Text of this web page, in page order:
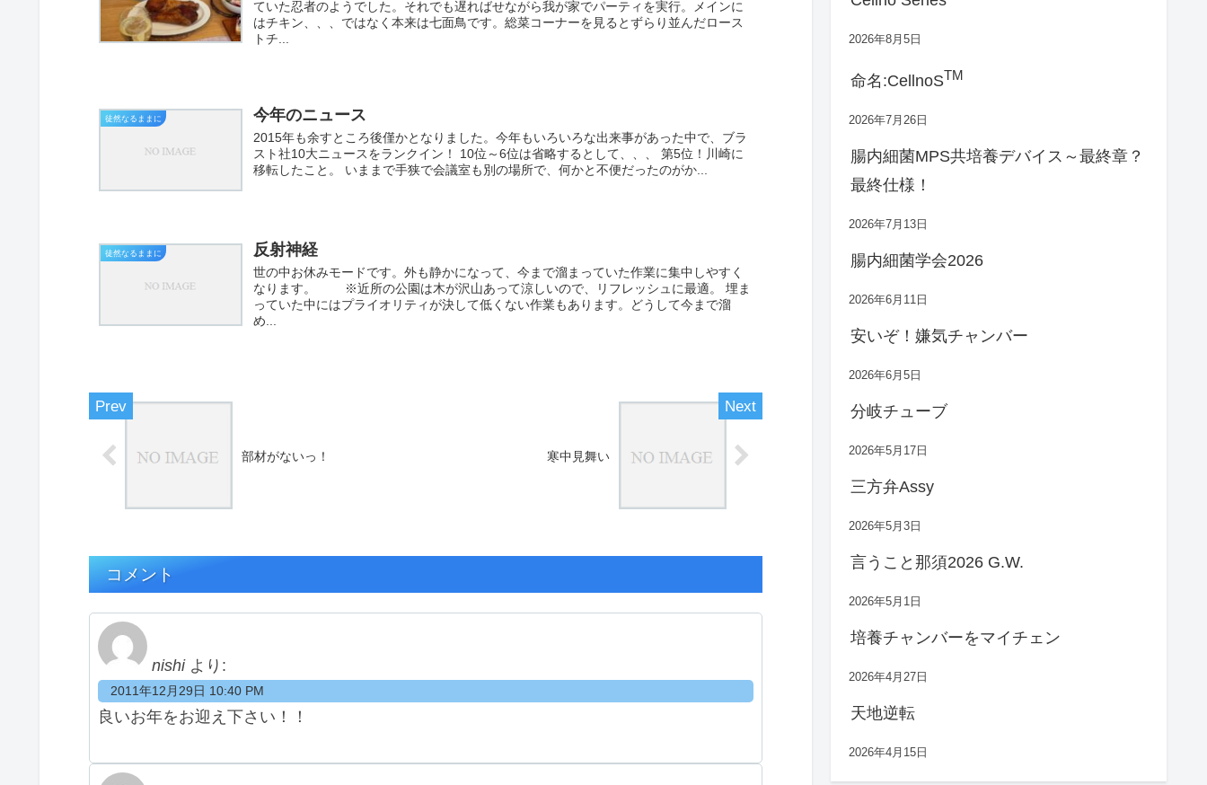
ていた忍者のようでした。それでも遅ればせながら我が家でパーティを実行。メインに
はチキン、、、ではなく本来は七面鳥です。総菜コーナーを見るとずらり並んだロース
トチ...
徒然なるままに 今年のニュース
2015年も余すところ後僅かとなりました。今年もいろいろな出来事があった中で、ブラ
スト社10大ニュースをランクイン！ 10位～6位は省略するとして、、、 第5位！川崎に
移転したこと。 いままで手狭で会議室も別の場所で、何かと不便だったのがか...
徒然なるままに 反射神経
世の中お休みモードです。外も静かになって、今まで溜まっていた作業に集中しやすく
なります。 ※近所の公園は木が沢山あって涼しいので、リフレッシュに最適。 埋ま
っていた中にはプライオリティが決して低くない作業もあります。どうして今まで溜
め...
部材がないっ！ 寒中見舞い
コメント
nishi より:
2011年12月29日 10:40 PM
良いお年をお迎え下さい！！
2026年8月5日
命名:CellnoSTM
2026年7月26日
腸内細菌MPS共培養デバイス～最終章？
最終仕様！
2026年7月13日
腸内細菌学会2026
2026年6月11日
安いぞ！嫌気チャンバー
2026年6月5日
分岐チューブ
2026年5月17日
三方弁Assy
2026年5月3日
言うこと那須2026 G.W.
2026年5月1日
培養チャンバーをマイチェン
2026年4月27日
天地逆転
2026年4月15日